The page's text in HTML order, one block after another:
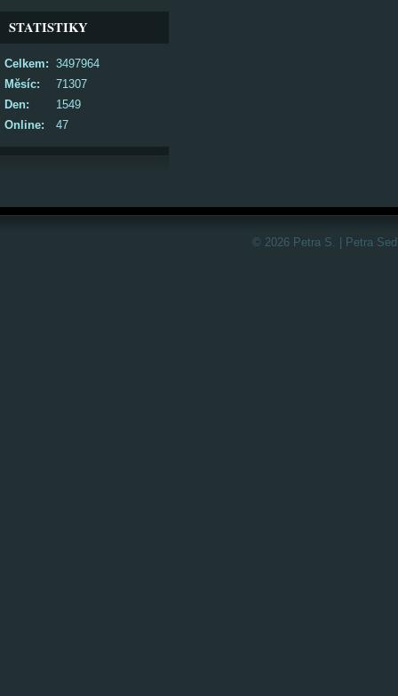
STATISTIKY
Online: 47
Celkem: 3497964
Měsíc:
71307
Den:
1549
© 2026 Petra S. | Petra